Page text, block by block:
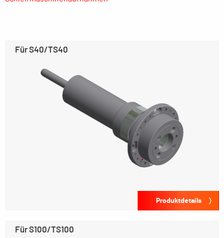
Für S40/TS40
Produktdetails
Für S100/TS100